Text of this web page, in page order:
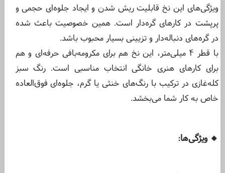
ویژگی‌های این نخ قابلیت ریش شدن و ایجاد جلوه‌ای حجمی و
پرپشت در کارهای گره‌دار است. همین خصوصیت باعث شده
در گره‌های دنباله‌دار و تزیینی بسیار محبوب باشد.
با قطر ۴ میلی‌متر، این نخ هم برای مکرومه‌بافی حرفه‌ای و هم
برای کارهای هنری خانگی انتخاب مناسبی است. رنگ سبز
کله‌غازی در ترکیب با رنگ‌های خنثی یا گرم، جلوه‌ای فوق‌العاده
خاص به کار شما می‌بخشد.
🔸ویژگی‌ها: